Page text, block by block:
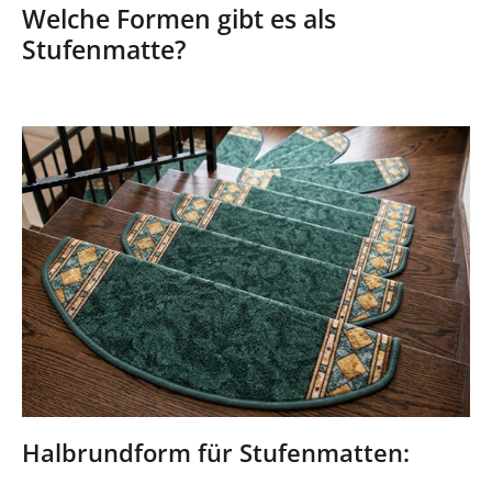
Welche Formen gibt es als
Stufenmatte?
Halbrundform für Stufenmatten: